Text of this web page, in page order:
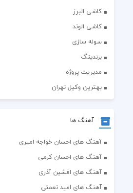
کاشی البرز
کاشی الوند
سوله سازی
برندینگ
مدیریت پروژه
بهترین وکیل تهران
آهنگ ها
آهنگ های احسان خواجه امیری
آهنگ های احسان کرمی
آهنگ های افشین آذری
آهنگ های امید نعمتی